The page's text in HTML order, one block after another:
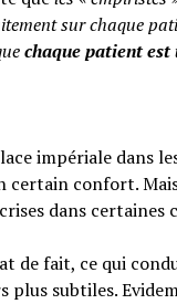
sur chaque
chaque patient est
impériale dans
confort.
dans certaines
fait, ce qui
plus subtiles.